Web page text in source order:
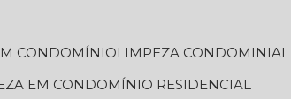
CONDOMÍNIO
LIMPEZA CONDOMINIAL
EM CONDOMÍNIO RESIDENCIAL